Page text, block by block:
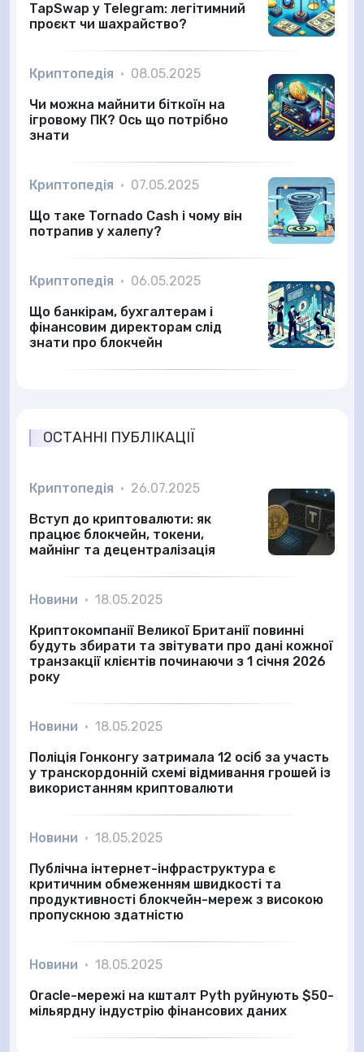
TapSwap у Telegram: легітимний
проєкт чи шахрайство?
Криптопедія • 08.05.2025
Чи можна майнити біткоїн на
ігровому ПК? Ось що потрібно
знати
Криптопедія • 07.05.2025
Що таке Tornado Cash і чому він
потрапив у халепу?
Криптопедія • 06.05.2025
Що банкірам, бухгалтерам і
фінансовим директорам слід
знати про блокчейн
ОСТАННІ ПУБЛІКАЦІЇ
Криптопедія • 26.07.2025
Вступ до криптовалюти: як
працює блокчейн, токени,
майнінг та децентралізація
Новини • 18.05.2025
Криптокомпанії Великої Британії повинні
будуть збирати та звітувати про дані кожної
транзакції клієнтів починаючи з 1 січня 2026
року
Новини • 18.05.2025
Поліція Гонконгу затримала 12 осіб за участь
у транскордонній схемі відмивання грошей із
використанням криптовалюти
Новини • 18.05.2025
Публічна інтернет-інфраструктура є
критичним обмеженням швидкості та
продуктивності блокчейн-мереж з високою
пропускною здатністю
Новини • 18.05.2025
Oracle-мережі на кшталт Pyth руйнують $50-
мільярдну індустрію фінансових даних